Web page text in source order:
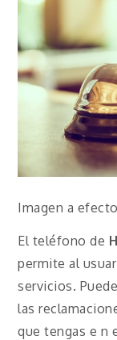
Imagen a
El teléfono de
permite al
servicios.
las
que tengas e n